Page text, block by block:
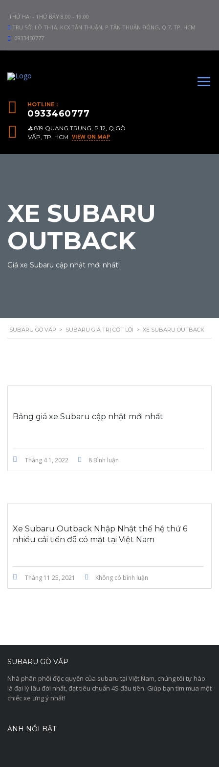
THỨ HAI - THỨ BẢY 8.00 - 19.00
TRỤ SỞ: LÔ TH1A, KCX TÂN THUẬN, P.TÂN THUẬN ĐÔNG, Q.7, TP. HCM
0933460777
HOTLINE :
0933460777
⛳️ 819 QUANG TRUNG, P.12, Q.GÒ
VẤP, TP. HCM VIEW ON MAP
XE SUBARU
OUTBACK
Giá xe Subaru cập nhật mới nhất!
SUBARU GÒ VẤP > SUBARU GIÁ TRỊ CỐT LÕI > XE SUBARU OUTBACK
Bảng giá xe Subaru cập nhật mới nhất
Tháng 4 1, 2022 8 Bình luận
Xe Subaru Outback Nhập Nhật thế hệ thứ 6
nhiều cải tiến đã có mặt tại Việt Nam
Tháng 11 25, 2021 Không có bình luận
SUBARU GÒ VẤP
Nhà phân phối độc quyền của subaru tại Việt Nam, chúng tôi tự hào
là đại lý lâu đời nhất, đạt tiêu chuẩn 4S đầu tiên. Giúp bạn tìm mua một
chiếc xe ưng ý nhất!
ẢNH NỔI BẬT